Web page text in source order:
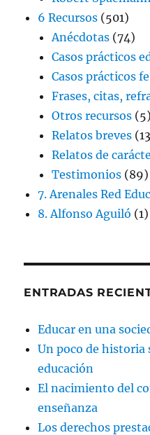
6 Recursos (501)
Anécdotas (74)
Casos prácticos
Casos prácticos
Frases, citas,
Otros recursos (5)
Relatos breves
Relatos de
Testimonios (89)
7. Arenales Red
8. Alfonso Aguiló (1)
ENTRADAS
Educar en una
Un poco de historia
educación
El nacimiento del
enseñanza
Los derechos